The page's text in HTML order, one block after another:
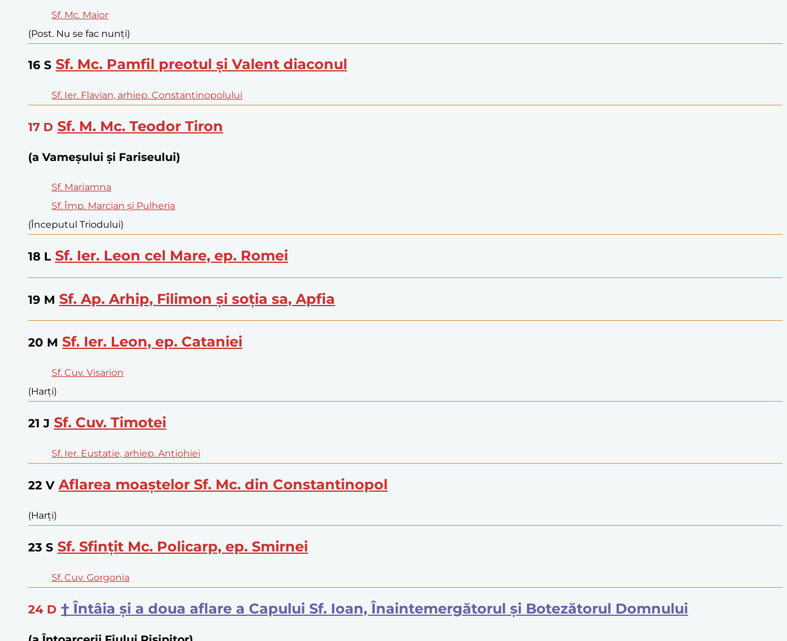
Sf. Mc. Maior
(Post. Nu se fac nunți)
16 S Sf. Mc. Pamfil preotul și Valent diaconul
Sf. Ier. Flavian, arhiep. Constantinopolului
17 D Sf. M. Mc. Teodor Tiron
(a Vameșului și Fariseului)
Sf. Mariamna
Sf. Împ. Marcian și Pulheria
(Începutul Triodului)
18 L Sf. Ier. Leon cel Mare, ep. Romei
19 M Sf. Ap. Arhip, Filimon și soția sa, Apfia
20 M Sf. Ier. Leon, ep. Cataniei
Sf. Cuv. Visarion
(Harți)
21 J Sf. Cuv. Timotei
Sf. Ier. Eustatie, arhiep. Antiohiei
22 V Aflarea moaștelor Sf. Mc. din Constantinopol
(Harți)
23 S Sf. Sfințit Mc. Policarp, ep. Smirnei
Sf. Cuv. Gorgonia
24 D † Întâia și a doua aflare a Capului Sf. Ioan, Înaintemergătorul și Botezătorul Domnului